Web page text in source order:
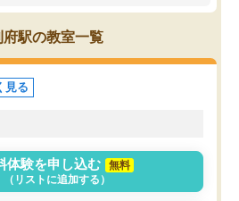
勉強を進める
のように勉強
労している方
塾です。
府駅の教室一覧
見る
体験を申し込む
無料
（リストに追加する）